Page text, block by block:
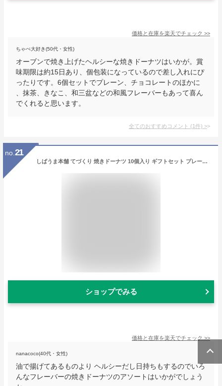
価格と在庫を楽天でチェック >>
ちゃぺ大好き(50代・女性)
オーブンで焼き上げたヘルシーな焼きドーナツはいかが。賞
味期限は約15日あり、個包装になっているので差し入れにぴ
ったりです。6個セットでプレーン、チョコレートのほかに
、抹茶、きなこ、和三盆などの和風フレーバーもあって喜ん
でくれると思います。
全てのおすすめコメント (1件) >
no. 21
しばうま本舗 てづくり 焼きドーナツ 10個入り ギフトセット プレーン メープル ミルク ストロベリー ルレクチェ バナナ スイートポテト 枝豆 コーヒー 抹茶 プレゼント ギフト 母の日 お礼 お祝い 内祝い お土産 贈り物 新潟
ショップでみる
価格と在庫を楽天でチェック >>
nanacoco(40代・女性)
油で揚げてあるものより ヘルシーだし日持ちもするのでいろ
んなフレーバーの焼きドーナツのアソートはいかがでしょう